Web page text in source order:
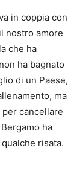
in coppia con
nostro amore
che ha
ha bagnato
di un Paese,
ma
cancellare
ha
risata.